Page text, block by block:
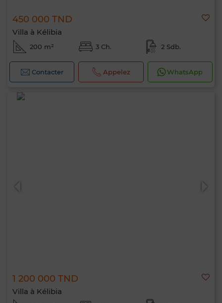
450 000 TND
Villa à Kélibia
200 m² 3 Ch. 2 Sdb.
Contacter Appelez WhatsApp
1 200 000 TND
Villa à Kélibia